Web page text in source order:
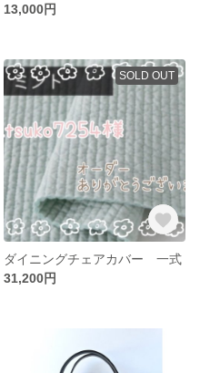
13,000円
SOLD OUT
ダイニングチェアカバー 一式
31,200円